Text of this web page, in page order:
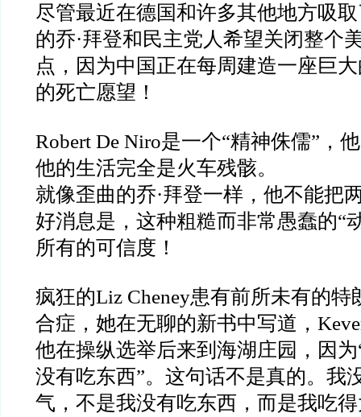
尽管最近在德国和许多其他地方吸
的乔·拜登和民主党人希望关闭整个
点，因为中国正在每周建造一座巨
的死亡愿望！
Robert De Niro是一个“精神侏儒”，
他的生活完全是火车残骸。
就像歪曲的乔·拜登一样，他不能把
好消息是，这种粗糙而非常愚蠢的“
所有的可信度！
疯狂的Liz Cheney患有前所未有的特
合症，她在无聊的新书中写道，
他在操纵选举后来到海湖庄园，因
没有吃东西”。这句话不是真的。我
气，不是我没有吃东西，而是我吃